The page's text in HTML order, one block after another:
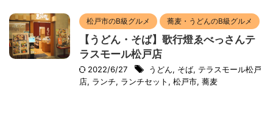
松戸市のB級グルメ 蕎麦・うどんのB級グルメ
【うどん・そば】歌行燈ゑべっさんテ
ラスモール松戸店
2022/6/27 うどん, そば, テラスモール松戸
店, ランチ, ランチセット , 松戸市, 蕎麦